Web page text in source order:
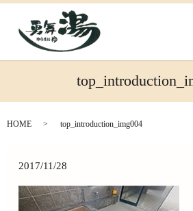
HOME top_introduction_img004
2017/11/28